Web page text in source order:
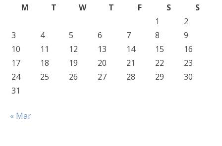
M
T W T F S
S
1
2
3
4 5 6 7 8
9
10
11 12 13 14 15
16
17
18 19 20 21 22
23
24
25 26 27 28 29
30
31
« Mar